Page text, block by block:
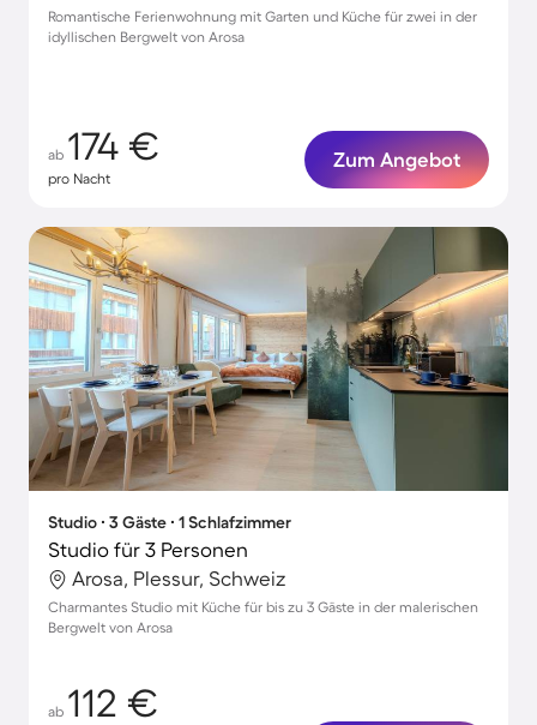
Romantische Ferienwohnung mit Garten und Küche für zwei in der
idyllischen Bergwelt von Arosa
ab 174 €
pro Nacht
Zum Angebot
Studio ∙ 3 Gäste ∙ 1 Schlafzimmer
Studio für 3 Personen
Arosa, Plessur, Schweiz
Charmantes Studio mit Küche für bis zu 3 Gäste in der malerischen
Bergwelt von Arosa
ab 112 €